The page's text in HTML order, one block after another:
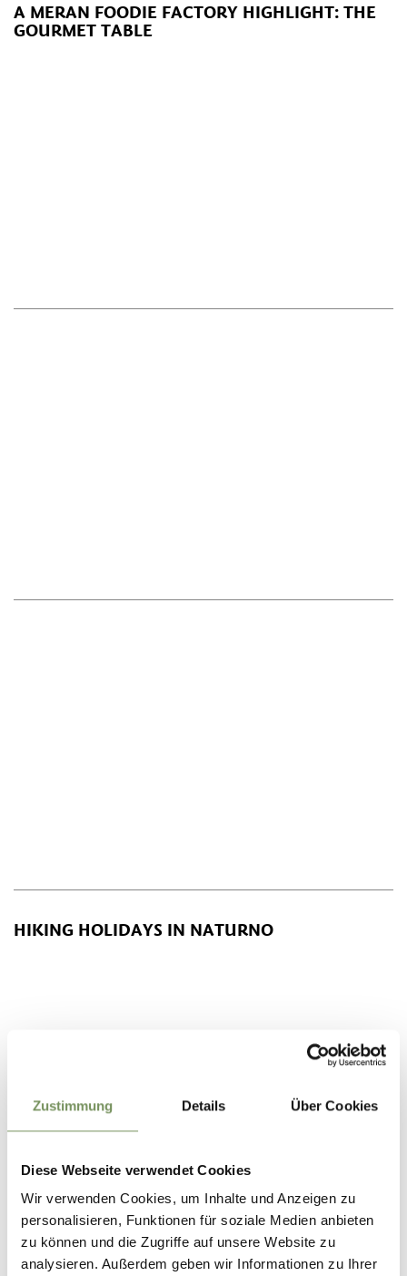
Zustimmung Details Über Cookies
Diese Webseite verwendet Cookies
Wir verwenden Cookies, um Inhalte und Anzeigen zu
personalisieren, Funktionen für soziale Medien anbieten
zu können und die Zugriffe auf unsere Website zu
analysieren. Außerdem geben wir Informationen zu Ihrer
A MERAN FOODIE FACTORY HIGHLIGHT: THE
GOURMET TABLE
HIKING HOLIDAYS IN NATURNO